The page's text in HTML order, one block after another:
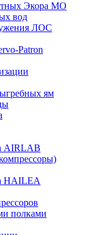
Экора МО
вод
ЛОС
Patron
ям
AIRLAB
HAILEA
полками